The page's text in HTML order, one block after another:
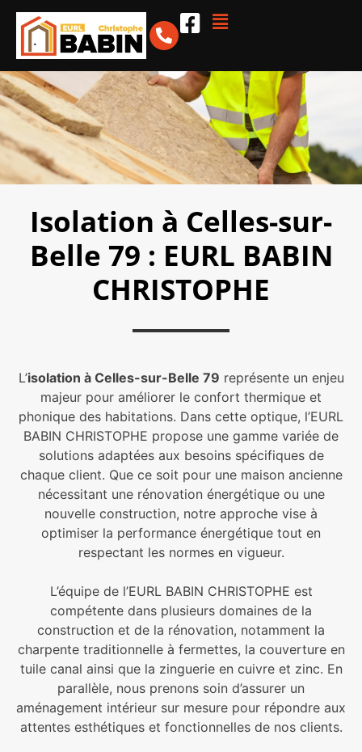
Isolation à Celles-sur-
Belle 79 : EURL BABIN
CHRISTOPHE
L’isolation à Celles-sur-Belle 79 représente un enjeu
majeur pour améliorer le confort thermique et
phonique des habitations. Dans cette optique, l’EURL
BABIN CHRISTOPHE propose une gamme variée de
solutions adaptées aux besoins spécifiques de
chaque client. Que ce soit pour une maison ancienne
nécessitant une rénovation énergétique ou une
nouvelle construction, notre approche vise à
optimiser la performance énergétique tout en
respectant les normes en vigueur.
L’équipe de l’EURL BABIN CHRISTOPHE est
compétente dans plusieurs domaines de la
construction et de la rénovation, notamment la
charpente traditionnelle à fermettes, la couverture en
tuile canal ainsi que la zinguerie en cuivre et zinc. En
parallèle, nous prenons soin d’assurer un
aménagement intérieur sur mesure pour répondre aux
attentes esthétiques et fonctionnelles de nos clients.